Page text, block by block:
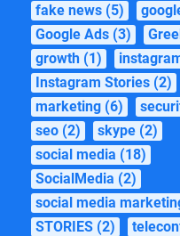
fake news (5)
Google Ads (3)
growth (1)
Instagram Stories (2)
marketing (6)
seo (2) skype (2)
social media (18)
SocialMedia (2)
social media
STORIES (2)